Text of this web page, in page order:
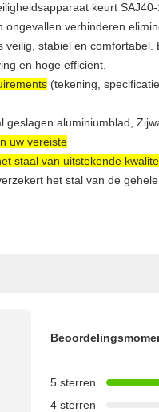
keurt
verhinderen
stabiel en comfortabel.
en hoge efficiënt.
(tekening,
aluminiumblad,
uw vereiste
staal van uitstekende
het stal van de
5 sterren
4 sterren